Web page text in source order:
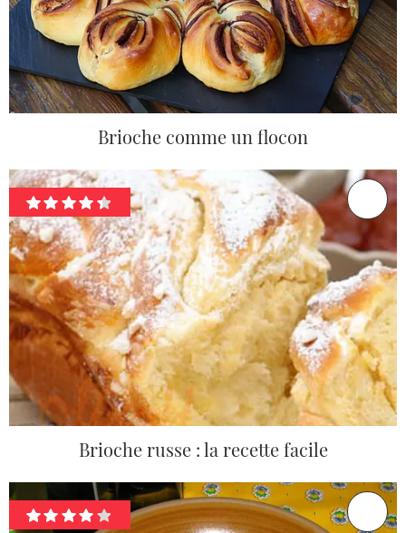
Brioche comme un flocon
Brioche russe : la recette facile